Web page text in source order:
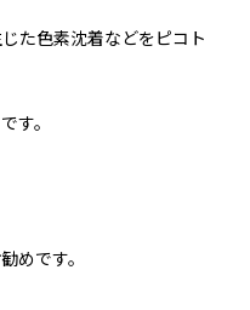
た色素沈着などをピコト
す。
めです。